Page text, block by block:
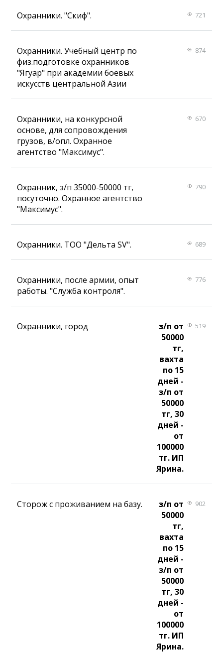
Охранники. "Скиф". 721
Охранники. Учебный центр по
физ.подготовке охранников
"Ягуар" при академии боевых
искусств центральной Азии
874
Охранники, на конкурсной
основе, для сопровождения
грузов, в/опл. Охранное
агентство "Максимус".
670
Охранник, з/п 35000-50000 тг,
посуточно. Охранное агентство
"Максимус".
790
Охранники. ТОО "Дельта SV". 689
Охранники, после армии, опыт
работы. "Служба контроля".
776
Охранники, город
з/п от
50000
тг,
вахта
по 15
дней -
з/п от
50000
тг, 30
дней -
от
100000
тг. ИП
Ярина.
519
Сторож с проживанием на базу.
з/п от
50000
тг,
вахта
по 15
дней -
з/п от
50000
тг, 30
дней -
от
100000
тг. ИП
Ярина.
902